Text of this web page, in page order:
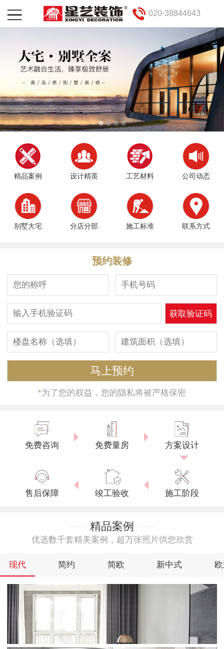
020-38844643
精品案例 设计精英 工艺材料 公司动态
别墅大宅 分店分部 施工标准 联系方式
预约装修
*为了您的权益，您的隐私将被严格保密
免费咨询 免费量房 方案设计
售后保障 竣工验收 施工阶段
精品案例
优选数千套精美案例，超万张照片供您欣赏
现代 简约 简欧 新中式